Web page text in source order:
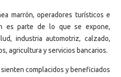
marrón, operadores turísticos e
es parte de lo que se expone,
industria automotriz, calzado,
agricultura y servicios bancarios.
complacidos y beneficiados